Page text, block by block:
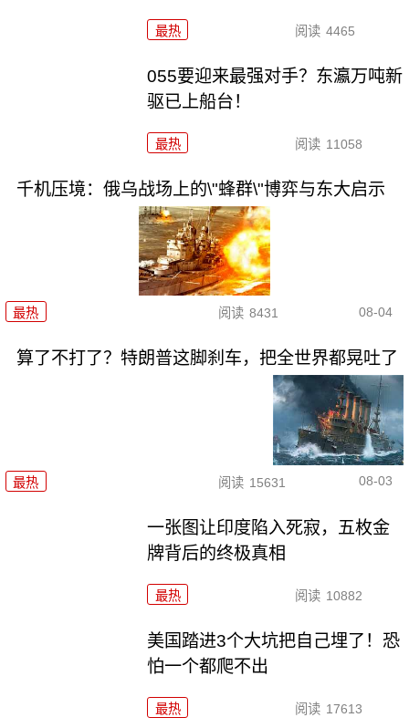
最热 阅读 4465
055要迎来最强对手？东瀛万吨新
驱已上船台！
最热 阅读 11058
千机压境：俄乌战场上的\"蜂群\"博弈与东大启示
最热 阅读 8431 08-04
算了不打了？特朗普这脚刹车，把全世界都晃吐了
最热 阅读 15631 08-03
一张图让印度陷入死寂，五枚金
牌背后的终极真相
最热 阅读 10882
美国踏进3个大坑把自己埋了！恐
怕一个都爬不出
最热 阅读 17613